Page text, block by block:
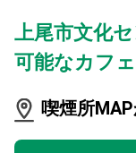
上尾市文化
可能なカフ
喫煙所